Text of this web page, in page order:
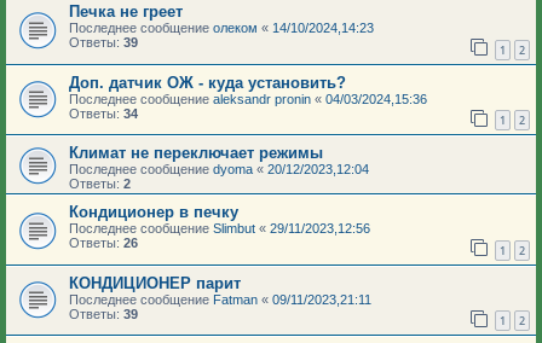
Печка не греет
Последнее сообщение олеком « 14/10/2024,14:23
Ответы: 39 1 2
Доп. датчик ОЖ - куда установить?
Последнее сообщение aleksandr pronin « 04/03/2024,15:36
Ответы: 34 1 2
Климат не переключает режимы
Последнее сообщение dyoma « 20/12/2023,12:04
Ответы: 2
Кондиционер в печку
Последнее сообщение Slimbut « 29/11/2023,12:56
Ответы: 26 1 2
КОНДИЦИОНЕР парит
Последнее сообщение Fatman « 09/11/2023,21:11
Ответы: 39 1 2